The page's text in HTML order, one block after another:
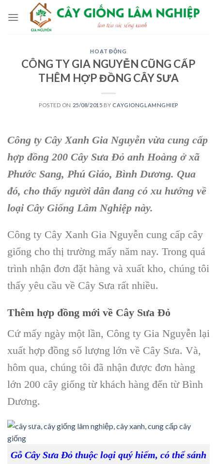
HOẠT ĐỘNG
CÔNG TY GIA NGUYỄN CŨNG CẤP
THÊM HỢP ĐỒNG CÂY SƯA
POSTED ON 25/08/2015 BY CAYGIONGLAMNGHIEP
Công ty Cây Xanh Gia Nguyễn vừa cung cấp
hợp đồng 200 Cây Sưa Đỏ anh Hoàng ở xã
Phước Sang, Phú Giáo, Bình Dương. Qua
đó, cho thấy người dân đang có xu hướng về
loại Cây Giống Lâm Nghiệp này.
Công ty Cây Xanh Gia Nguyễn cung cấp cây
giống cho thị trường mấy năm nay. Trong quá
trình nhận đơn đặt hàng và xuất kho, chúng tôi
thấy yêu cầu về Cây Sưa rất nhiều.
Thêm hợp đồng mới về Cây Sưa Đỏ
Cứ mấy ngày một lần, Công ty Gia Nguyễn lại
xuất hợp đồng số lượng lớn về Cây Sưa. Và,
hôm qua, chúng tôi đã nhận được đơn hàng
lớn 200 cây giống từ khách hàng đến từ Bình
Dương.
Gỗ Cây Sưa Đỏ thuộc loại quý hiếm, có thể sánh